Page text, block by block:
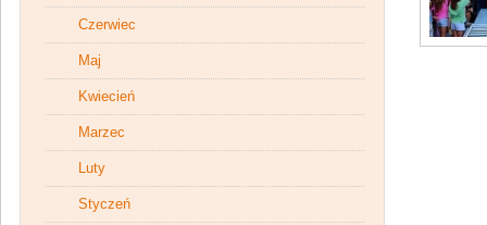
Czerwiec
Maj
Kwiecień
Marzec
Luty
Styczeń